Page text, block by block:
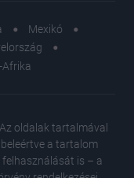
Mexikó
Afrika
oldalak tartalmával
a tartalom
is – a